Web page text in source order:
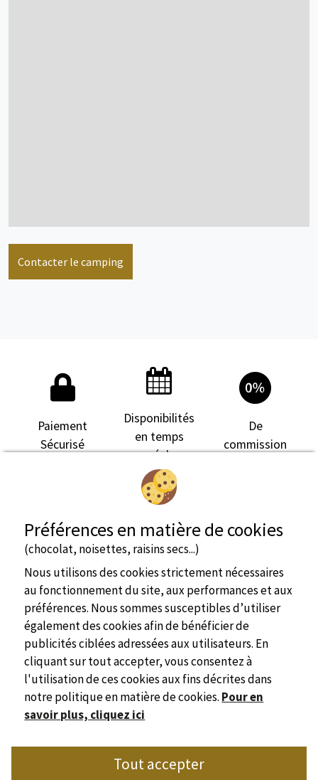
Contacter le camping
Paiement
Sécurisé
Disponibilités
en temps
réel
De
commission
Site officiel
Syndicat de l'Hôtellerie de Plein Air de Dordogne
Préférences en matière de cookies
(chocolat, noisettes, raisins secs...)
Nous utilisons des cookies strictement nécessaires
au fonctionnement du site, aux performances et aux
préférences. Nous sommes susceptibles d’utiliser
également des cookies afin de bénéficier de
publicités ciblées adressées aux utilisateurs. En
cliquant sur tout accepter, vous consentez à
l'utilisation de ces cookies aux fins décrites dans
notre politique en matière de cookies. Pour en
savoir plus, cliquez ici
Tout accepter